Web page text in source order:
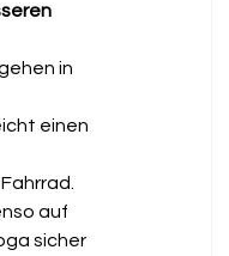
in
einen
auf
sicher